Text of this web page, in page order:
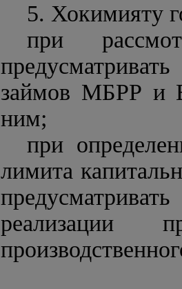
5. Хокимияту
при
займов МБРР и
ним;
при
лимита
реализации